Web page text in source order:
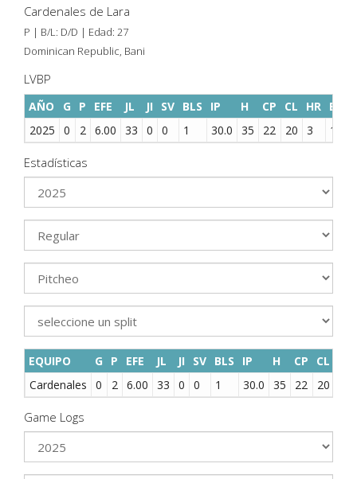
Cardenales de Lara
P | B/L: D/D | Edad: 27
Dominican Republic, Bani
LVBP
AÑO G P EFE JL JI SV BLS IP H CP CL HR BB
2025
0 2 6.00 33 0 0 1 30.0 35 22 20 3 12
Estadísticas
EQUIPO G P EFE JL JI SV BLS IP H CP CL
Cardenales
0 2 6.00 33 0 0 1 30.0 35 22 20
Game Logs